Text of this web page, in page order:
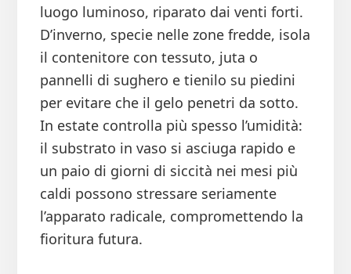
luogo luminoso, riparato dai venti forti.
D’inverno, specie nelle zone fredde, isola
il contenitore con tessuto, juta o
pannelli di sughero e tienilo su piedini
per evitare che il gelo penetri da sotto.
In estate controlla più spesso l’umidità:
il substrato in vaso si asciuga rapido e
un paio di giorni di siccità nei mesi più
caldi possono stressare seriamente
l’apparato radicale, compromettendo la
fioritura futura.